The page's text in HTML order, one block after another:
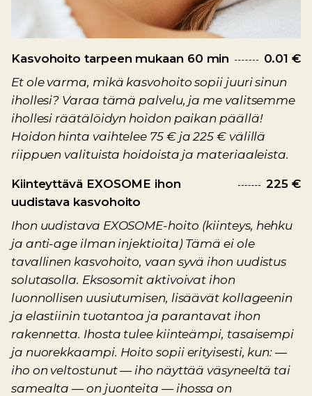
Kasvohoito tarpeen mukaan 60 min
0.01 €
Et ole varma, mikä kasvohoito sopii juuri sinun
ihollesi? Varaa tämä palvelu, ja me valitsemme
ihollesi räätälöidyn hoidon paikan päällä!
Hoidon hinta vaihtelee 75 € ja 225 € välillä
riippuen valituista hoidoista ja materiaaleista.
Kiinteyttävä EXOSOME ihon
uudistava kasvohoito
225 €
Ihon uudistava EXOSOME-hoito (kiinteys, hehku
ja anti-age ilman injektioita) Tämä ei ole
tavallinen kasvohoito, vaan syvä ihon uudistus
solutasolla. Eksosomit aktivoivat ihon
luonnollisen uusiutumisen, lisäävät kollageenin
ja elastiinin tuotantoa ja parantavat ihon
rakennetta. Ihosta tulee kiinteämpi, tasaisempi
ja nuorekkaampi. Hoito sopii erityisesti, kun: —
iho on veltostunut — iho näyttää väsyneeltä tai
samealta — on juonteita — ihossa on